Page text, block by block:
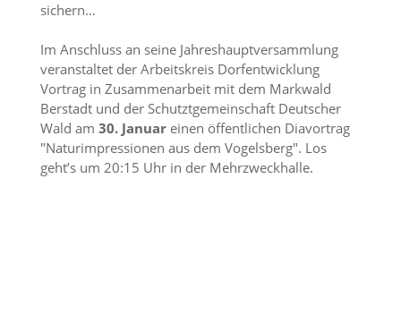
sichern…
Im Anschluss an seine Jahreshauptversammlung
veranstaltet der Arbeitskreis Dorfentwicklung
Vortrag in Zusammenarbeit mit dem Markwald
Berstadt und der Schutztgemeinschaft Deutscher
Wald am 30. Januareinen öffentlichen Diavortrag
"Naturimpressionen aus dem Vogelsberg". Los
geht’s um 20:15 Uhr in der Mehrzweckhalle.